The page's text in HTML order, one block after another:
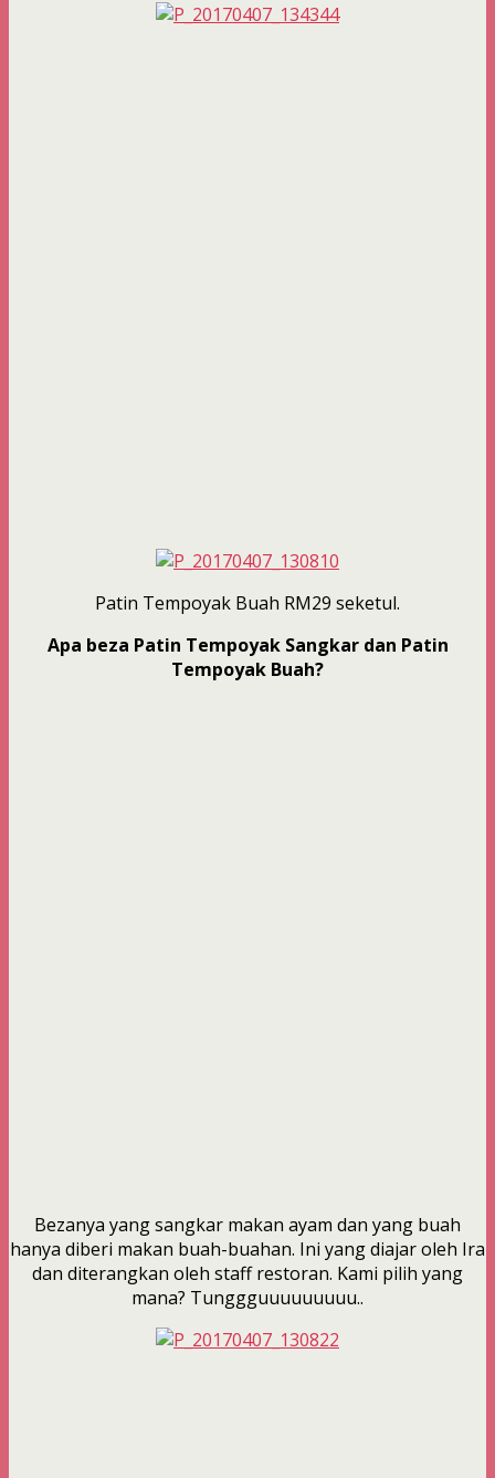
Patin Tempoyak Buah RM29 seketul.
Apa beza Patin Tempoyak Sangkar dan Patin
Tempoyak Buah?
Bezanya yang sangkar makan ayam dan yang buah
hanya diberi makan buah-buahan. Ini yang diajar oleh Ira
dan diterangkan oleh staff restoran. Kami pilih yang
mana? Tunggguuuuuuuuu..